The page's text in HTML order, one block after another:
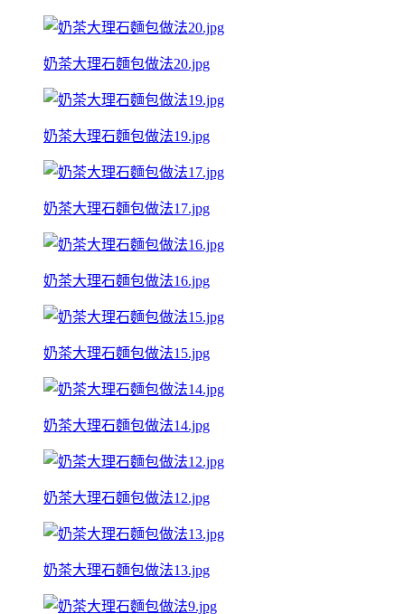
奶茶大理石麵包做法20.jpg
奶茶大理石麵包做法19.jpg
奶茶大理石麵包做法17.jpg
奶茶大理石麵包做法16.jpg
奶茶大理石麵包做法15.jpg
奶茶大理石麵包做法14.jpg
奶茶大理石麵包做法12.jpg
奶茶大理石麵包做法13.jpg